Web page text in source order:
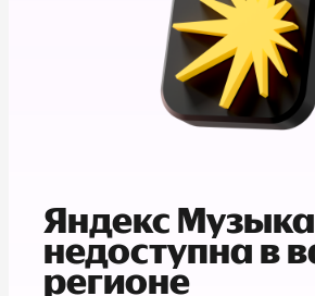
Яндекс Музыка
недоступна в
регионе